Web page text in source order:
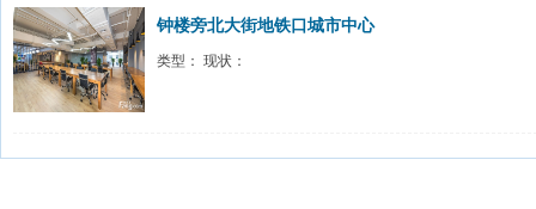
钟楼旁北大街地铁口城市中心
类型： 现状：